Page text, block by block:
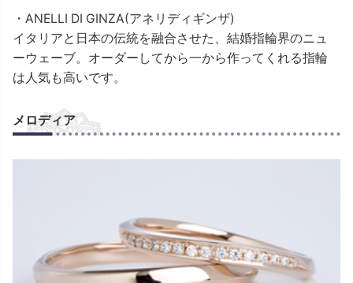
・ANELLI DI GINZA(アネリディギンザ)
イタリアと日本の伝統を融合させた、結婚指輪界のニュ
ーウェーブ。オーダーしてから一から作ってくれる指輪
は人気も高いです。
メロディア